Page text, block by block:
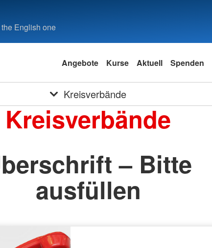
English one
Angebote Kurse Aktuell Spenden
Kreisverbände
Kreisverbände
– Bitte
ausfüllen